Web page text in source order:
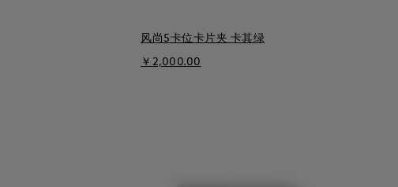
风尚5卡位卡片夹 卡其绿
￥2,000.00